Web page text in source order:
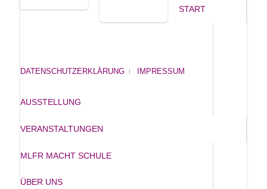
DATENSCHUTZERKLÄRUNG IMPRESSUM
START
AUSSTELLUNG
VERANSTALTUNGEN
MLFR MACHT SCHULE
ÜBER UNS